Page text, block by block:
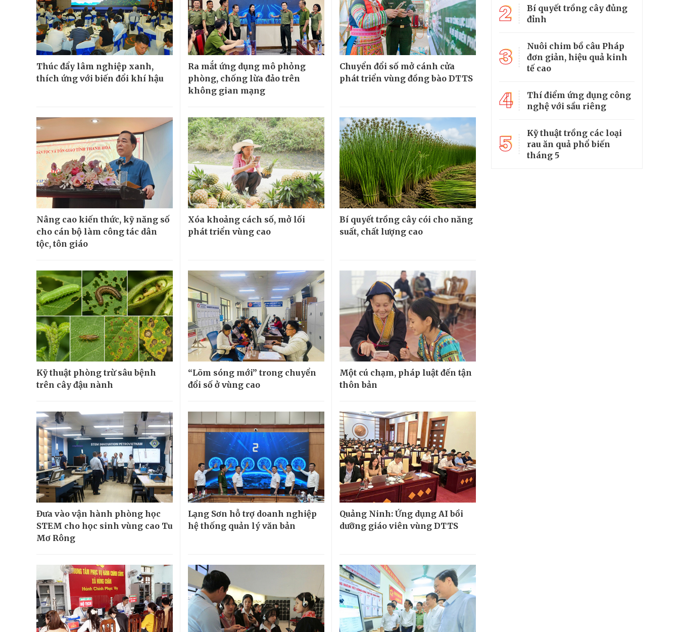
Thúc đẩy lâm nghiệp xanh,
thích ứng với biến đổi khí hậu
Ra mắt ứng dụng mô phỏng
phòng, chống lừa đảo trên
không gian mạng
Chuyển đổi số mở cánh cửa
phát triển vùng đồng bào DTTS
Nâng cao kiến thức, kỹ năng số
cho cán bộ làm công tác dân
tộc, tôn giáo
Xóa khoảng cách số, mở lối
phát triển vùng cao
Bí quyết trồng cây cói cho năng
suất, chất lượng cao
Kỹ thuật phòng trừ sâu bệnh
trên cây đậu nành
“Lõm sóng mới” trong chuyển
đổi số ở vùng cao
Một cú chạm, pháp luật đến tận
thôn bản
Đưa vào vận hành phòng học
STEM cho học sinh vùng cao Tu
Mơ Rông
Lạng Sơn hỗ trợ doanh nghiệp
hệ thống quản lý văn bản
Quảng Ninh: Ứng dụng AI bồi
dưỡng giáo viên vùng DTTS
2
Bí quyết trồng cây đủng
đỉnh
3
Nuôi chim bồ câu Pháp
đơn giản, hiệu quả kinh
tế cao
4
Thí điểm ứng dụng công
nghệ với sầu riêng
5
Kỹ thuật trồng các loại
rau ăn quả phổ biến
tháng 5